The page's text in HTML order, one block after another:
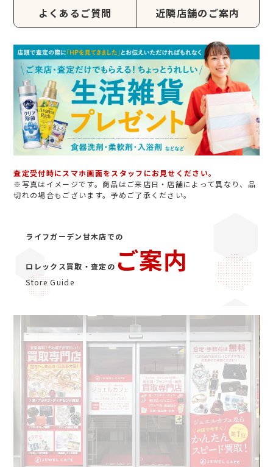
よくあるご質問 近隣店舗のご案内
査定受付時にスマホ画面をスタッフにお見せください。
※写真はイメージです。商品はご来店日・店舗によって異なり、品
切れの場合もございます。予めご了承ください。
ライフガーデン甘木店での
ロレックス買取・査定の ご案内
Store Guide